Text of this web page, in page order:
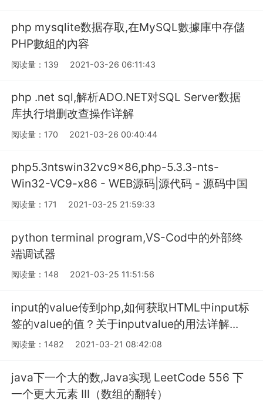
php mysqlite数据存取,在MySQL數據庫中存儲
PHP數組的內容
阅读量：139 2021-03-26 06:11:43
php .net sql,解析ADO.NET对SQL Server数据
库执行增删改查操作详解
阅读量：170 2021-03-26 00:40:44
php5.3ntswin32vc9x86,php-5.3.3-nts-
Win32-VC9-x86 - WEB源码|源代码 - 源码中国
阅读量：171 2021-03-25 21:59:33
python terminal program,VS-Cod中的外部终
端调试器
阅读量：148 2021-03-25 11:51:56
input的value传到php,如何获取HTML中input标
签的value的值？关于inputvalue的用法详解...
阅读量：1482 2021-03-21 08:42:08
java下一个大的数,Java实现 LeetCode 556 下
一个更大元素 III（数组的翻转）